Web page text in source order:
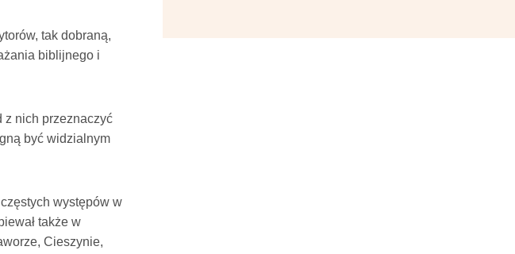
tak dobraną,
biblijnego i
z nich przeznaczyć
być widzialnym
występów w
także w
Cieszynie,